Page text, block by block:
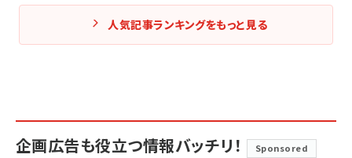
人気記事ランキングをもっと見る
企画広告も役立つ情報バッチリ！ Sponsored